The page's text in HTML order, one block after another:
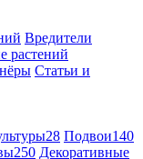
Вредители
растений
Статьи и
28 Подвои140
250 Декоративные